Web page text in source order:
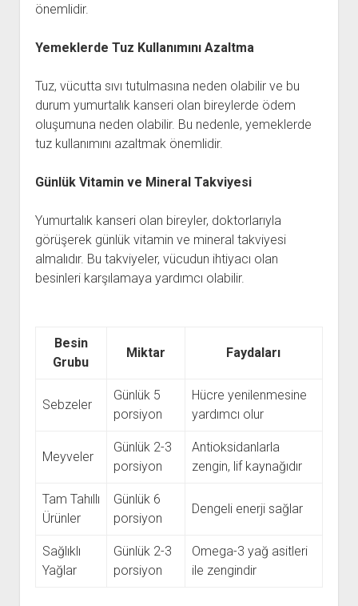
önemlidir.
Yemeklerde Tuz Kullanımını Azaltma
Tuz, vücutta sıvı tutulmasına neden olabilir ve bu
durum yumurtalık kanseri olan bireylerde ödem
oluşumuna neden olabilir. Bu nedenle, yemeklerde
tuz kullanımını azaltmak önemlidir.
Günlük Vitamin ve Mineral Takviyesi
Yumurtalık kanseri olan bireyler, doktorlarıyla
görüşerek günlük vitamin ve mineral takviyesi
almalıdır. Bu takviyeler, vücudun ihtiyacı olan
besinleri karşılamaya yardımcı olabilir.
Besin
Grubu
Miktar Faydaları
Sebzeler
Günlük 5
porsiyon
Hücre yenilenmesine
yardımcı olur
Meyveler
Günlük 2-3
porsiyon
Antioksidanlarla
zengin, lif kaynağıdır
Tam Tahıllı
Ürünler
Günlük 6
porsiyon
Dengeli enerji sağlar
Sağlıklı
Yağlar
Günlük 2-3
porsiyon
Omega-3 yağ asitleri
ile zengindir